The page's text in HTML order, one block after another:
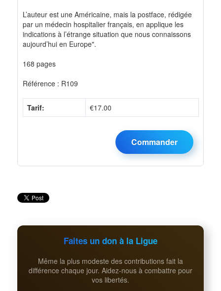
L’auteur est une Américaine, mais la postface, rédigée
par un médecin hospitalier français, en applique les
indications à l’étrange situation que nous connaissons
aujourd’hui en Europe".
168 pages
Référence : R109
Tarif: €17.00
Faites un don à la Ligue
Même la plus modeste des contributions fait la
différence chaque jour. Aidez-nous à combattre pour
vos libertés.